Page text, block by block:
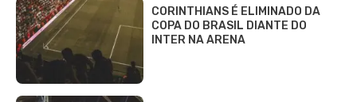
CORINTHIANS É ELIMINADO DA
COPA DO BRASIL DIANTE DO
INTER NA ARENA